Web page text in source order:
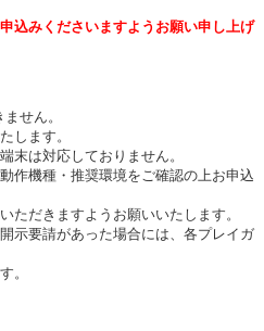
込みくださいますようお願い申し上げ
せん。
します。
末は対応しておりません。
作機種・推奨環境をご確認の上お申込
ただきますようお願いいたします。
示要請があった場合には、各プレイガ
。